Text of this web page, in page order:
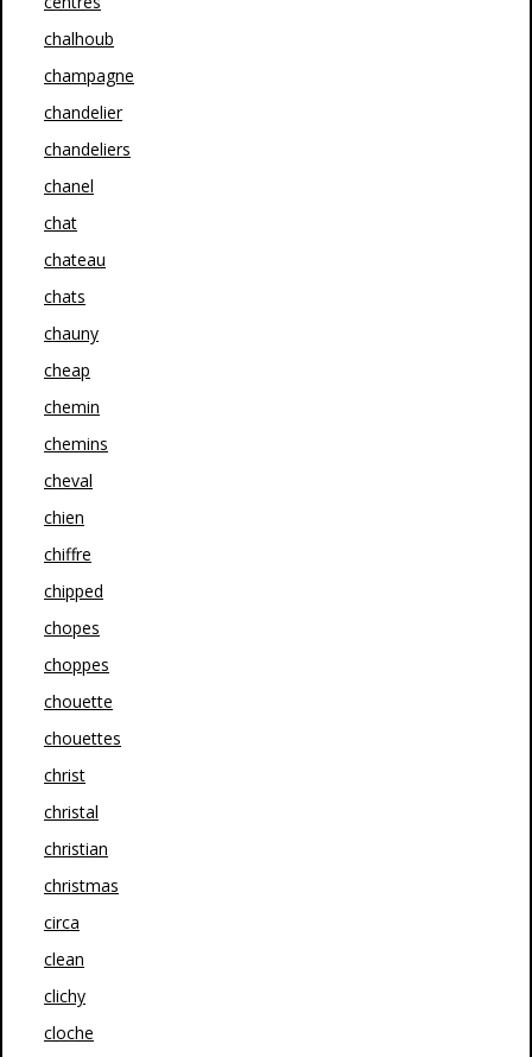
chalhoub
champagne
chandelier
chandeliers
chanel
chat
chateau
chats
chauny
cheap
chemin
chemins
cheval
chien
chiffre
chipped
chopes
choppes
chouette
chouettes
christ
christal
christian
christmas
circa
clean
clichy
cloche